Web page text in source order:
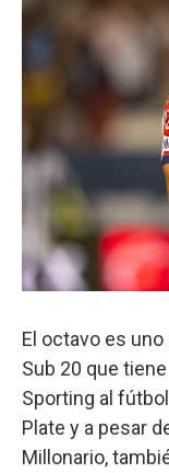
El octavo es
Sub 20 que
Sporting al
Plate y a pesar
Millonario,